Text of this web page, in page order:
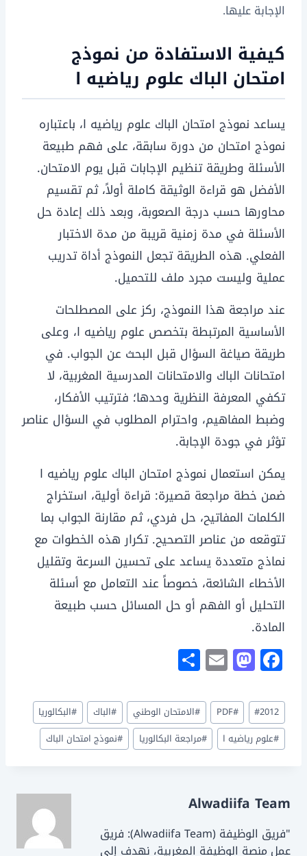
الإجابة عليها.
كيفية الاستفادة من نموذج
امتحان الباك علوم رياضيه ا
يساعد نموذج امتحان الباك علوم رياضيه ا، باعتباره
نموذج امتحان من دورة سابقة، على فهم طبيعة
الأسئلة وطريقة تنظيم الإجابات قبل يوم الامتحان.
الأفضل هو قراءة الوثيقة كاملة أولاً، ثم تقسيم
محاورها حسب درجة الصعوبة، وبعد ذلك إعادة حل
الأسئلة في مدة زمنية قريبة من مدة الاختبار
الفعلي. هذه الطريقة تجعل النموذج أداة تدريب
عملية وليست مجرد ملف للتحميل.
عند مراجعة هذا النموذج، ركز على المصطلحات
الأساسية المرتبطة بتخصص علوم رياضيه ا، وعلى
طريقة صياغة السؤال قبل البحث عن الجواب. في
امتحانات الباك والامتحانات المدرسية المغربية، لا
تكفي المعرفة النظرية وحدها؛ فترتيب الأفكار،
وضبط المفاهيم، واحترام المطلوب في السؤال عناصر
تؤثر في جودة الإجابة.
يمكن استعمال نموذج امتحان الباك علوم رياضيه ا
ضمن خطة مراجعة قصيرة: قراءة أولية، استخراج
الكلمات المفاتيح، حل فردي، ثم مقارنة الجواب بما
تتوقعه من عناصر التصحيح. تكرار هذه الخطوات مع
نماذج متعددة يساعد على تحسين السرعة وتقليل
الأخطاء الشائعة، خصوصاً عند التعامل مع أسئلة
التحليل أو الفهم أو حل المسائل حسب طبيعة
المادة.
F
a
c
e
b
o
k
M
a
st
o
d
n
E
m
ai
l
ar
e
وسوم
المقال:
#2012
#
PDF
#الامتحان الوطني #الباك #البكالوريا
#علوم رياضيه ا #مراجعة البكالوريا #نموذج امتحان الباك
Alwadiifa Team
"فريق الوظيفة (Alwadiifa Team): فريق
عمل منصة الوظيفة المغربية، نهدف إلى